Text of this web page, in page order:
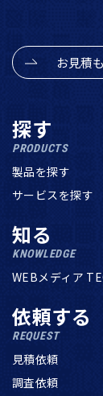
お見積
探す
PRODUCTS
製品を探す
サービスを探す
知る
KNOWLEDGE
WEBメディア
依頼する
REQUEST
見積依頼
調査依頼